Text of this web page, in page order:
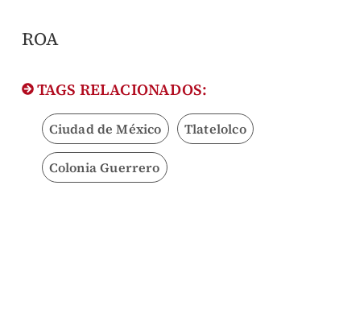
ROA
TAGS RELACIONADOS:
Ciudad de México Tlatelolco
Colonia Guerrero